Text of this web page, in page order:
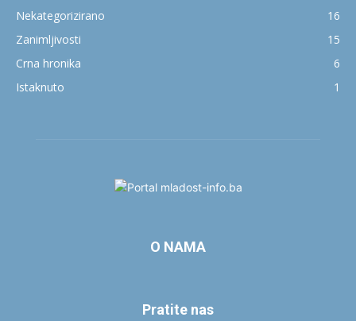
Nekategorizirano
16
Zanimljivosti
15
Crna hronika
6
Istaknuto
1
O NAMA
Pratite nas